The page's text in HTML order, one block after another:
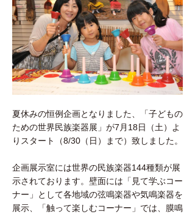
夏休みの恒例企画となりました、「子どもの
ための世界民族楽器展」が7月18日（土）よ
りスタート（8/30（日）まで）致しました。
企画展示室には世界の民族楽器144種類が展
示されております。壁面には「見て学ぶコー
ナー」として各地域の弦鳴楽器や気鳴楽器を
展示、「触って楽しむコーナー」では、膜鳴